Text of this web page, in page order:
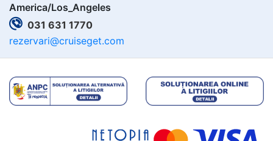
America/Los_Angeles
031 631 1770
rezervari@cruiseget.com